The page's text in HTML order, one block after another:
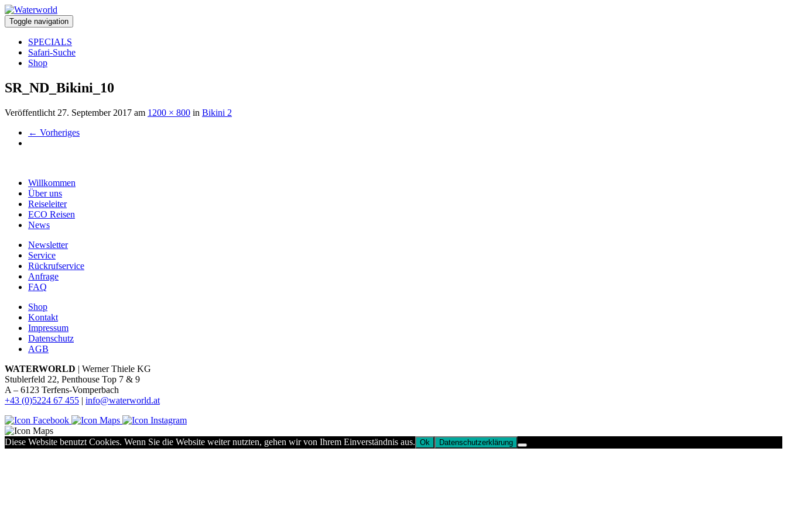
Toggle navigation
SPECIALS
Safari-Suche
Shop
SR_ND_Bikini_10
Veröffentlicht 27. September 2017 am 1200 × 800 in Bikini 2
← Vorheriges
Willkommen
Über uns
Reiseleiter
ECO Reisen
News
Newsletter
Service
Rückrufservice
Anfrage
FAQ
Shop
Kontakt
Impressum
Datenschutz
AGB
WATERWORLD | Werner Thiele KG
Stublerfeld 22, Penthouse Top 7 & 9
A – 6123 Terfens-Vomperbach
+43 (0)5224 67 455 | info@waterworld.at
Diese Website benutzt Cookies. Wenn Sie die Website weiter nutzten, gehen wir von Ihrem Einverständnis aus. Ok Datenschutzerklärung